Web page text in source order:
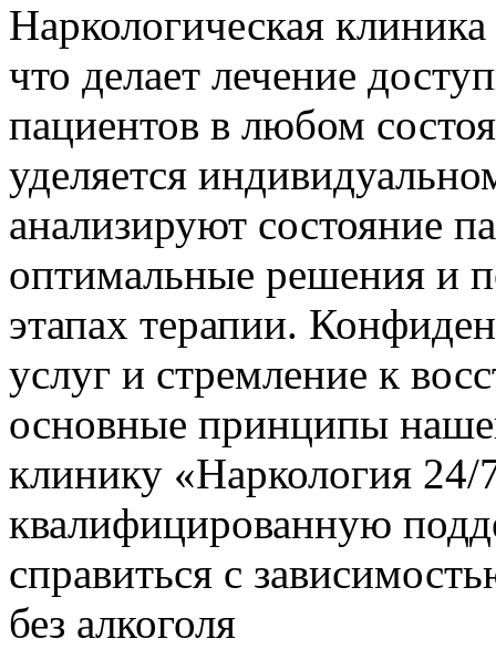
Наркологическая
что делает лечение
пациентов в любом
уделяется
анализируют состояние
оптимальные решения и
этапах терапии.
услуг и стремление к
основные принципы
клинику «Наркология 24/
квалифицированную
справиться с
без алкоголя